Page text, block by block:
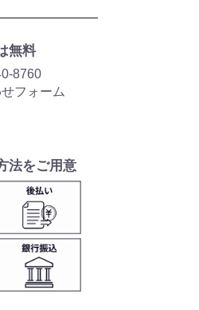
無料
8760
フォーム
法をご用意